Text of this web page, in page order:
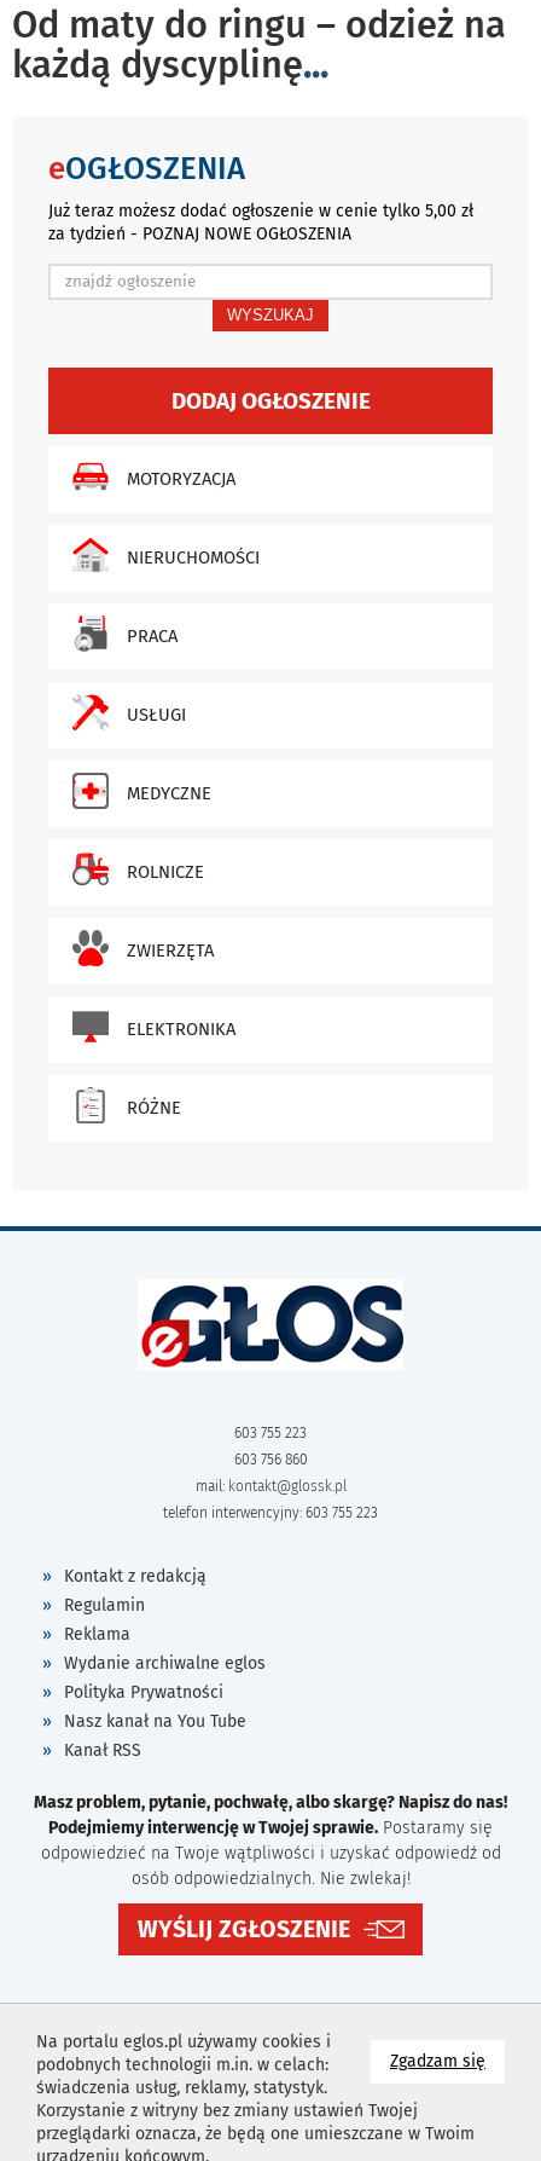
Zgadzam się
Na portalu eglos.pl używamy cookies i
podobnych technologii m.in. w celach:
świadczenia usług, reklamy, statystyk.
Korzystanie z witryny bez zmiany ustawień Twojej
przeglądarki oznacza, że będą one umieszczane w Twoim
urządzeniu końcowym.
Od maty do ringu – odzież na
każdą dyscyplinę...
eOGŁOSZENIA
Już teraz możesz dodać ogłoszenie w cenie tylko 5,00 zł
za tydzień - POZNAJ NOWE OGŁOSZENIA
WYSZUKAJ
DODAJ OGŁOSZENIE
MOTORYZACJA
NIERUCHOMOŚCI
PRACA
USŁUGI
MEDYCZNE
ROLNICZE
ZWIERZĘTA
ELEKTRONIKA
RÓŻNE
603 755 223
603 756 860
mail: kontakt@glossk.pl
telefon interwencyjny: 603 755 223
Kontakt z redakcją
Regulamin
Reklama
Wydanie archiwalne eglos
Polityka Prywatności
Nasz kanał na You Tube
Kanał RSS
Masz problem, pytanie, pochwałę, albo skargę? Napisz do nas!
Podejmiemy interwencję w Twojej sprawie. Postaramy się
odpowiedzieć na Twoje wątpliwości i uzyskać odpowiedź od
osób odpowiedzialnych. Nie zwlekaj!
WYŚLIJ ZGŁOSZENIE